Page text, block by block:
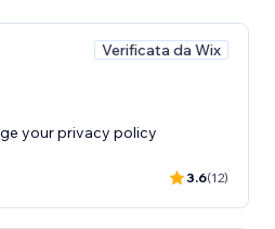
Verificata da Wix
your privacy policy
3.6(12)